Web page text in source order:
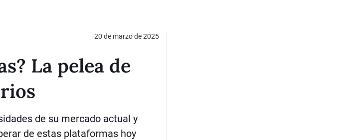
20 de marzo de 2025
La pelea de
de su mercado actual y
de estas plataformas hoy